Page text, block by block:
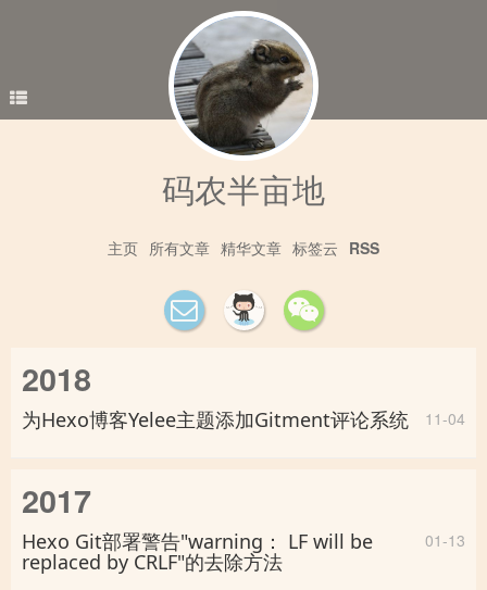
码农半亩地
主页 所有文章 精华文章 标签云 RSS
2018
11-04
为Hexo博客Yelee主题添加Gitment评论系统
2017
01-13
Hexo Git部署警告"warning： LF will be
replaced by CRLF"的去除方法